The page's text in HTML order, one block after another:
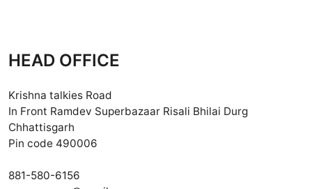
HEAD OFFICE
Krishna talkies Road
In Front Ramdev Superbazaar Risali Bhilai Durg
Chhattisgarh
Pin code 490006
881-580-6156